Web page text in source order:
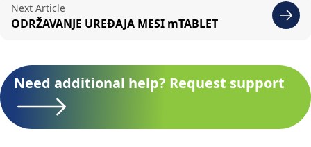
Next Article
ODRŽAVANJE UREĐAJA MESI mTABLET
Need additional help? Request support